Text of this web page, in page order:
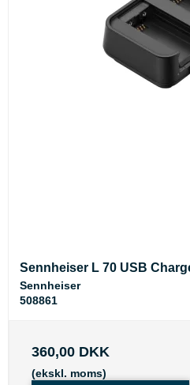
Sennheiser L 70 USB
Sennheiser
508861
360,00 DKK
(ekskl. moms)